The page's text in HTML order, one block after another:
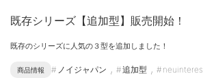
既存シリーズ【追加型】販売開始！
既存のシリーズに人気の３型を追加しました！
商品情報 ノイジャパン , 追加型 ,